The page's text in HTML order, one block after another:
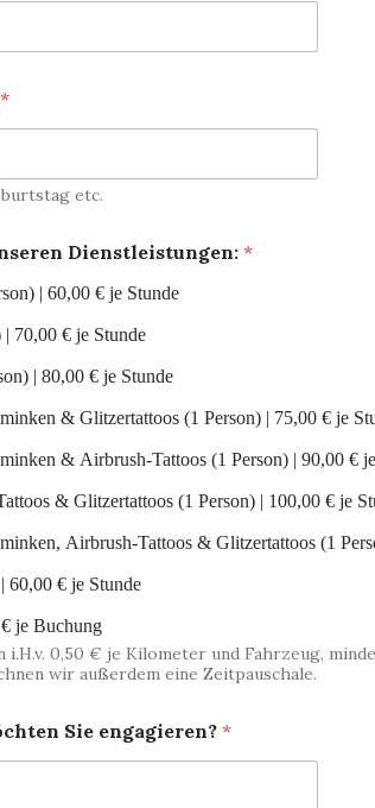
*
etc.
Dienstleistungen:*
Kinderschminken (1 Person) | 60,00 € je Stunde
Glitzertattoos (1 Person) | 70,00 € je Stunde
Airbrush-Tattoos (1 Person) | 80,00 € je Stunde
Kombination Kinderschminken & Glitzertattoos (1
Kombination Kinderschminken &
Kombination Airbrush-Tattoos & Glitzertattoos (1
Bastelstraße (unbetreut) | 60,00 € je Stunde
| 35,00 € je Buchung
0,50 € je Kilometer und Fahrzeug,
wir außerdem eine Zeitpauschale.
Sie engagieren?*